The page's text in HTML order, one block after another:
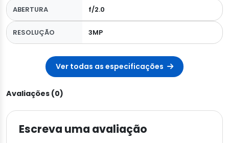
ABERTURA f/2.0
RESOLUÇÃO 3MP
Ver todas as especificações
Avaliações (0)
Escreva uma avaliação